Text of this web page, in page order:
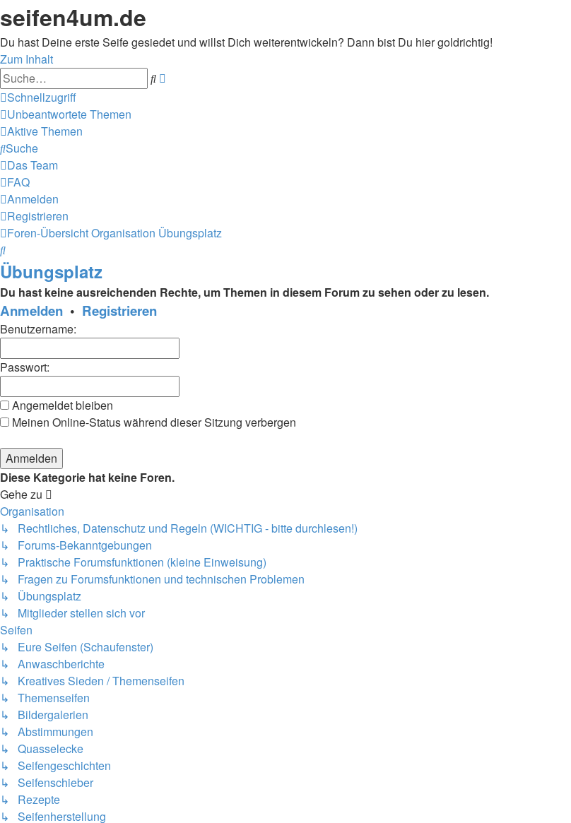
seifen4um.de
Du hast Deine erste Seife gesiedet und willst Dich weiterentwickeln? Dann bist Du hier goldrichtig!
Zum Inhalt
Suche
Schnellzugriff
Unbeantwortete Themen
Aktive Themen
Suche
Das Team
FAQ
Anmelden
Registrieren
Foren-ÜbersichtOrganisation Übungsplatz
Suche
Übungsplatz
Du hast keine ausreichenden Rechte, um Themen in diesem Forum zu sehen oder zu lesen.
Anmelden • Registrieren
Benutzername:
Passwort:
Angemeldet bleiben
Meinen Online-Status während dieser Sitzung verbergen
Diese Kategorie hat keine Foren.
Gehe zu
Organisation
↳ Rechtliches, Datenschutz und Regeln (WICHTIG - bitte durchlesen!)
↳ Forums-Bekanntgebungen
↳ Praktische Forumsfunktionen (kleine Einweisung)
↳ Fragen zu Forumsfunktionen und technischen Problemen
↳ Übungsplatz
↳ Mitglieder stellen sich vor
Seifen
↳ Eure Seifen (Schaufenster)
↳ Anwaschberichte
↳ Kreatives Sieden / Themenseifen
↳ Themenseifen
↳ Bildergalerien
↳ Abstimmungen
↳ Quasselecke
↳ Seifengeschichten
↳ Seifenschieber
↳ Rezepte
↳ Seifenherstellung